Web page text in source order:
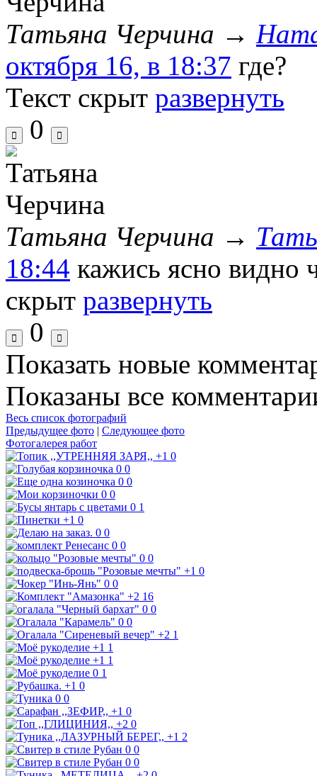
Татьяна Черчина →
октября 16, в 18:37 где?
Текст скрыт развернуть
0
Татьяна Черчина →
18:44 кажись ясно видно
скрыт развернуть
0
Показать новые
Показаны все
Весь список фотографий
Предыдущее фото | Следующее фото
Фотогалерея работ
+1 0
0 0
0 0
0 0
0 1
+1 0
0 0
0 0
0 0
+1 0
0 0
+2 16
0 0
0 0
+2 1
+1 1
+1 1
0 1
+1 0
0 0
+1 0
+2 0
+1 2
0 0
0 0